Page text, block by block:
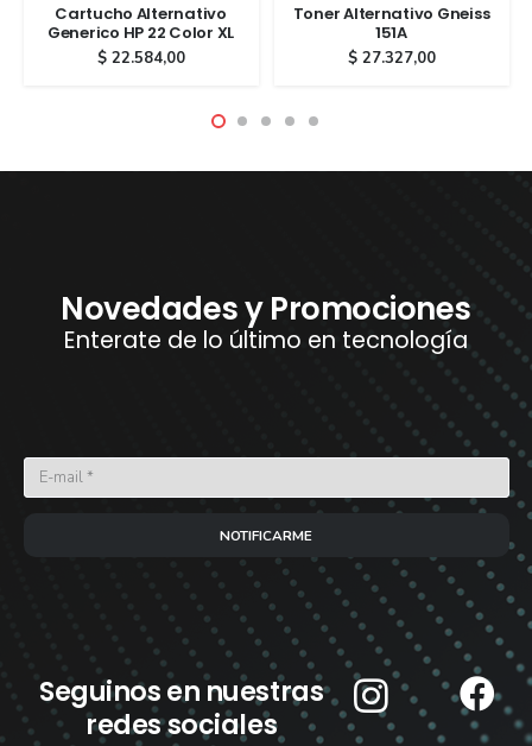
Cartucho Alternativo
Generico HP 22 Color XL
$22.584,00
Toner Alternativo Gneiss
151A
$27.327,00
Novedades y Promociones
Enterate de lo último en tecnología
NOTIFICARME
Seguinos en nuestras
redes sociales